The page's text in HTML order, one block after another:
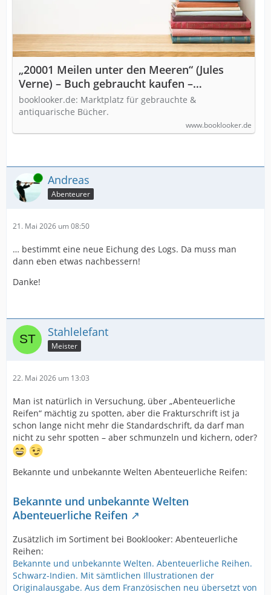
„20001 Meilen unter den Meeren“ (Jules
Verne) – Buch gebraucht kaufen –
A02OArw201ZZw
booklooker.de: Marktplatz für gebrauchte &
antiquarische Bücher.
www.booklooker.de
Online Andreas
Abenteurer
21. Mai 2026 um 08:50
… bestimmt eine neue Eichung des Logs. Da muss man
dann eben etwas nachbessern!
Danke!
Stahlelefant
Meister
22. Mai 2026 um 13:03
Man ist natürlich in Versuchung, über „Abenteuerliche
Reifen“ mächtig zu spotten, aber die Frakturschrift ist ja
schon lange nicht mehr die Standardschrift, da darf man
nicht zu sehr spotten – aber schmunzeln und kichern, oder?
Bekannte und unbekannte Welten Abenteuerliche Reifen:
Bekannte und unbekannte Welten
Abenteuerliche Reifen
Zusätzlich im Sortiment bei Booklooker: Abenteuerliche
Reihen:
Bekannte und unbekannte Welten. Abenteuerliche Reihen.
Schwarz-Indien. Mit sämtlichen Illustrationen der
Originalausgabe. Aus dem Französischen neu übersetzt von